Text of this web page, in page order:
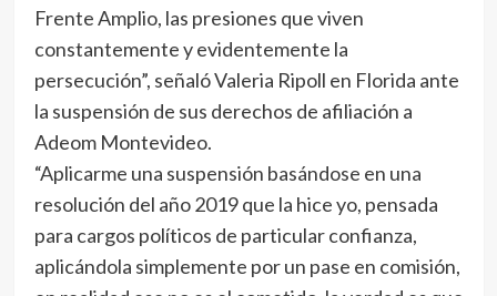
Frente Amplio, las presiones que viven
constantemente y evidentemente la
persecución”, señaló Valeria Ripoll en Florida ante
la suspensión de sus derechos de afiliación a
Adeom Montevideo.
“Aplicarme una suspensión basándose en una
resolución del año 2019 que la hice yo, pensada
para cargos políticos de particular confianza,
aplicándola simplemente por un pase en comisión,